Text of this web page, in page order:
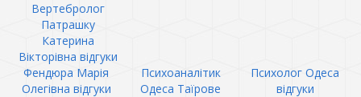
Вертебролог
Патрашку
Катерина
Вікторівна відгуки
Фендюра Марія
Олегівна відгуки
Психоаналітик
Одеса Таїрове
Психолог Одеса
відгуки